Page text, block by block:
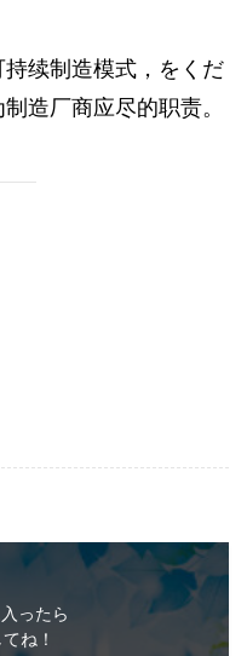
续制造模式，をくだ
造厂商应尽的职责。
ったら
ね！